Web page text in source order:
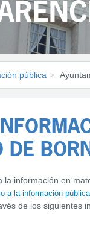
pública >
DE
la información en
a la información
de los siguientes